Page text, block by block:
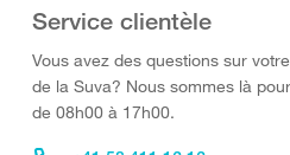
Service clientèle
Vous avez des questions sur
de la Suva? Nous sommes là
de 08h00 à 17h00.